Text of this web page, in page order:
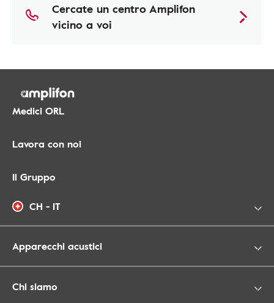
Cercate un centro Amplifon
vicino a voi
Medici ORL
Lavora con noi
Il Gruppo
CH - IT
Apparecchi acustici
Chi siamo